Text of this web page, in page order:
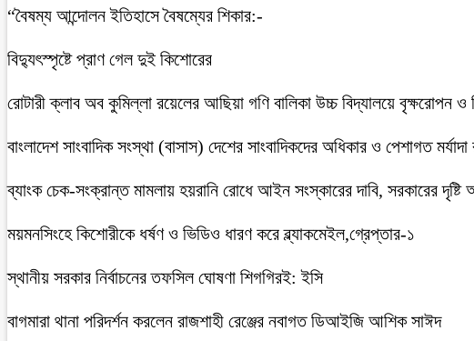
“বৈষম্য আন্দোলন ইতিহাসে বৈষম্যের শিকার:-
বিদ্যুৎস্পৃষ্টে প্রাণ গেল দুই কিশোরের
রোটারী ক্লাব অব কুমিল্লা রয়েলের আছিয়া গণি বালিকা উচ্চ বিদ্যালয়ে বৃক্ষরোপন ও
বাংলাদেশ সাংবাদিক সংস্থা (বাসাস) দেশের সাংবাদিকদের অধিকার ও পেশাগত মর্যাদা
ব্যাংক চেক-সংক্রান্ত মামলায় হয়রানি রোধে আইন সংস্কারের দাবি, সরকারের দৃষ্টি
ময়মনসিংহে কিশোরীকে ধর্ষণ ও ভিডিও ধারণ করে ব্ল্যাকমেইল,গ্রেপ্তার-১
স্থানীয় সরকার নির্বাচনের তফসিল ঘোষণা শিগগিরই: ইসি
বাগমারা থানা পরিদর্শন করলেন রাজশাহী রেঞ্জের নবাগত ডিআইজি আশিক সাঈদ